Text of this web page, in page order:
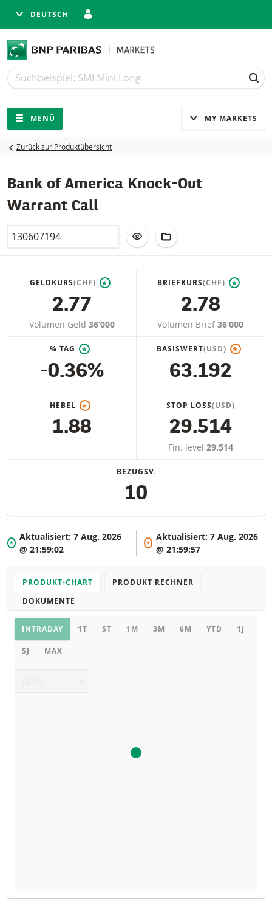
DEUTSCH
Suche
Suche
Navigation
Seitennavigation
MENÜ MY MARKETS
Zurück zur Produktübersicht
Bank of America Knock-Out
Warrant Call
Valor ZUR WATCHLIST HINZUFÜGEN
GELDKURS(CHF) *
2.77
Volumen Geld 36’000
BRIEFKURS(CHF) *
2.78
Volumen Brief 36’000
% TAG *
-0.36%
BASISWERT(USD) *
63.192
HEBEL *
1.88
STOP LOSS(USD)
29.514
Fin. level 29.514
BEZUGSV.
10
*
Aktualisiert:7 Aug. 2026
@ 21:59:02
*
Aktualisiert: 7 Aug. 2026
@ 21:59:57
PRODUKT-CHART
PRODUKT RECHNER
DOKUMENTE
Chart
INTRADAY 1T 5T 1M 3M 6M YTD 1J
5J MAX
NEUER REFERENZKURS STÜCKZAHL
BASISPROSPEKT